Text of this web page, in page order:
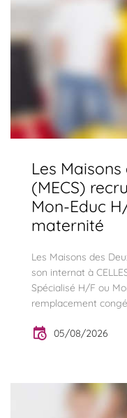
Les
(MECS)
Mon-Educ
maternité
Les Maisons des
son internat à
Spécialisé H/F ou
remplacement
05/08/2026